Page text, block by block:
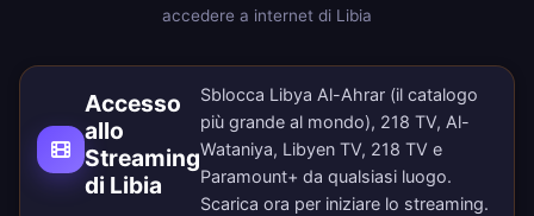
accedere a internet di Libia
Accesso
allo
Streaming
di Libia
Sblocca Libya Al-Ahrar (il catalogo
più grande al mondo), 218 TV, Al-
Wataniya, Libyen TV, 218 TV e
Paramount+ da qualsiasi luogo.
Scarica ora per iniziare lo streaming.